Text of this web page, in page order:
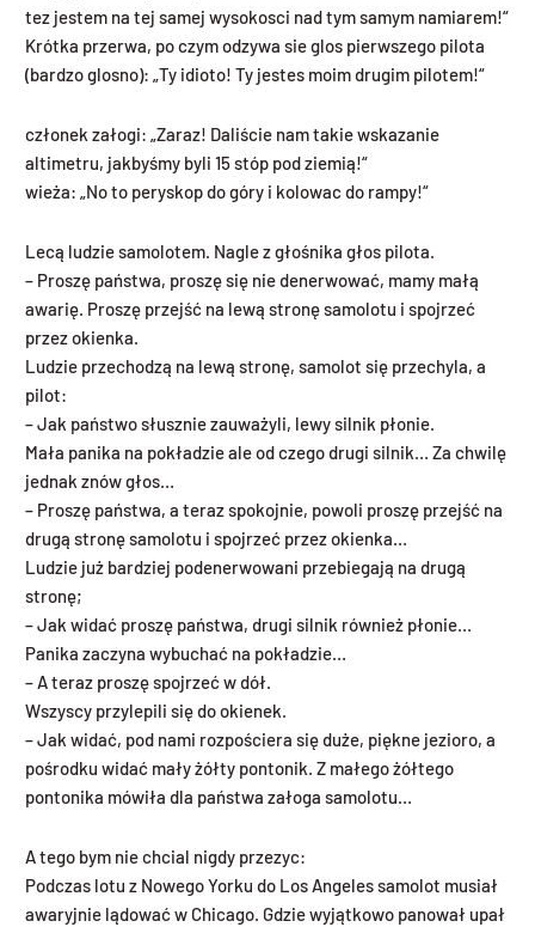
tez jestem na tej samej wysokosci nad tym samym namiarem!“
Krótka przerwa, po czym odzywa sie glos pierwszego pilota
(bardzo glosno): „Ty idioto! Ty jestes moim drugim pilotem!“
członek załogi: „Zaraz! Daliście nam takie wskazanie
altimetru, jakbyśmy byli 15 stóp pod ziemią!“
wieża: „No to peryskop do góry i kolowac do rampy!“
Lecą ludzie samolotem. Nagle z głośnika głos pilota.
– Proszę państwa, proszę się nie denerwować, mamy małą
awarię. Proszę przejść na lewą stronę samolotu i spojrzeć
przez okienka.
Ludzie przechodzą na lewą stronę, samolot się przechyla, a
pilot:
– Jak państwo słusznie zauważyli, lewy silnik płonie.
Mała panika na pokładzie ale od czego drugi silnik… Za chwilę
jednak znów głos…
– Proszę państwa, a teraz spokojnie, powoli proszę przejść na
drugą stronę samolotu i spojrzeć przez okienka…
Ludzie już bardziej podenerwowani przebiegają na drugą
stronę;
– Jak widać proszę państwa, drugi silnik również płonie…
Panika zaczyna wybuchać na pokładzie…
– A teraz proszę spojrzeć w dół.
Wszyscy przylepili się do okienek.
– Jak widać, pod nami rozpościera się duże, piękne jezioro, a
pośrodku widać mały żółty pontonik. Z małego żółtego
pontonika mówiła dla państwa załoga samolotu…
A tego bym nie chcial nigdy przezyc:
Podczas lotu z Nowego Yorku do Los Angeles samolot musiał
awaryjnie lądować w Chicago. Gdzie wyjątkowo panował upał